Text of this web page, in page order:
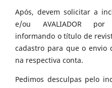
Após, devem solicitar a
e/ou AVALIADOR por
informando o título de
cadastro para que o envio
na respectiva conta.
Pedimos desculpas pelo